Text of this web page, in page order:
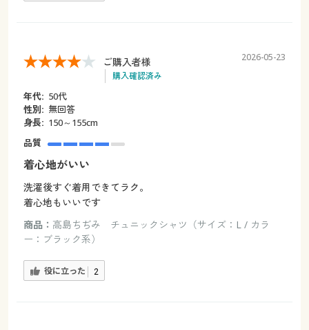
ご購入者様
購入確認済み
2026-05-23
年代: 50代
性別: 無回答
身長: 150～155cm
品質
着心地がいい
洗濯後すぐ着用できてラク。
着心地もいいです
商品： 高島ちぢみ チュニックシャツ（サイズ：L / カラ
ー：ブラック系）
役に立った 2